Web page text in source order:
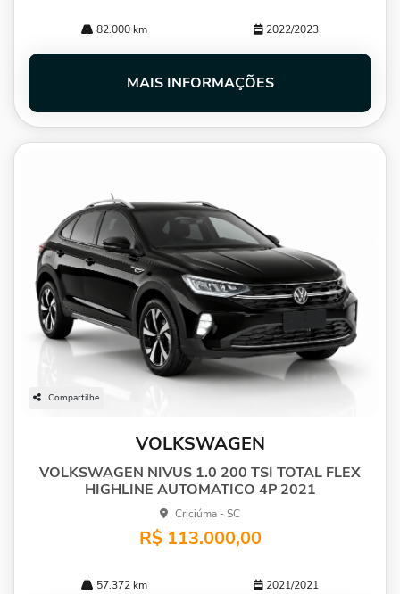
82.000 km 2022/2023
MAIS INFORMAÇÕES
Compartilhe
VOLKSWAGEN
VOLKSWAGEN NIVUS 1.0 200 TSI TOTAL FLEX
HIGHLINE AUTOMATICO 4P 2021
Criciúma - SC
R$ 113.000,00
57.372 km 2021/2021